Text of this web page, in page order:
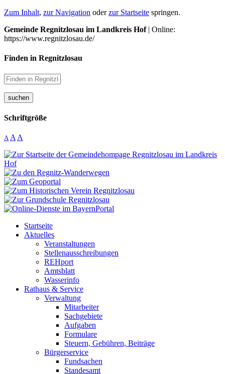
Zum Inhalt, zur Navigation oderzur Startseite springen.
Gemeinde Regnitzlosau im Landkreis Hof| Online:
https://www.regnitzlosau.de/
Finden in Regnitzlosau
suchen
Schriftgröße
A A A
Startseite
Aktuelles
Veranstaltungen
Stellenausschreibungen
REHport
Amtsblatt
Wasserinfo
Rathaus & Service
Verwaltung
Mitarbeiter
Sachgebiete
Aufgaben
Formulare
Steuern, Gebühren, Beiträge
Bürgerservice
Fundsachen
Standesamt